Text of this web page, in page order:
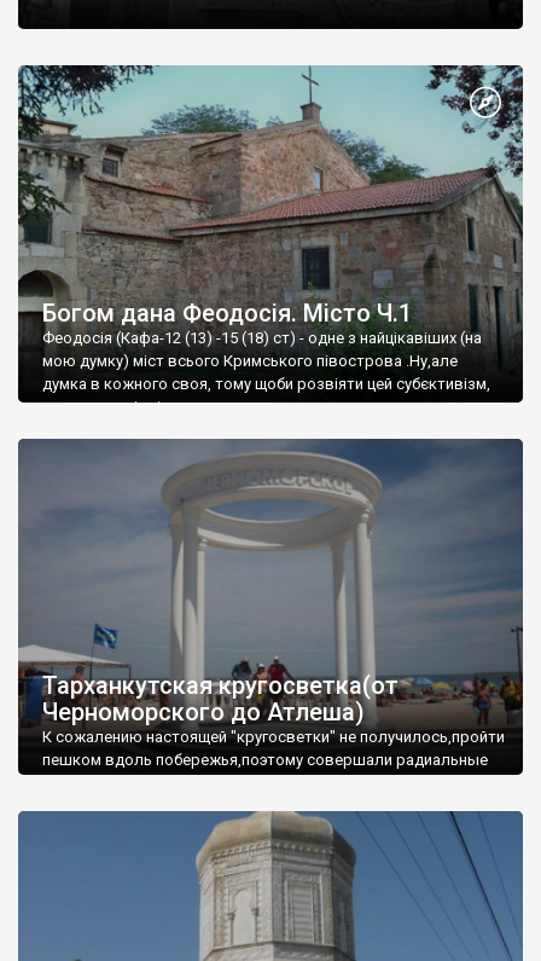
Богом дана Феодосія. Місто Ч.1
Феодосія (Кафа-12 (13) -15 (18) ст) - одне з найцікавіших (на
мою думку) міст всього Кримського півострова .Ну,але
думка в кожного своя, тому щоби розвіяти цей субєктивізм,
запрошую відвідати це
Тарханкутская кругосветка(от
Черноморского до Атлеша)
К сожалению настоящей "кругосветки" не получилось,пройти
пешком вдоль побережья,поэтому совершали радиальные